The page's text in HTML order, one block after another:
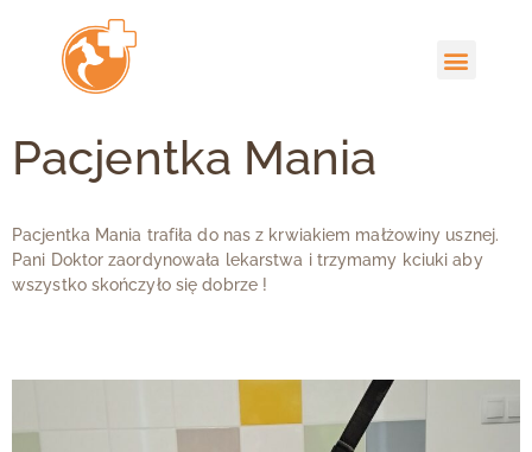
Pacjentka Mania
Pacjentka Mania trafiła do nas z krwiakiem małżowiny usznej.
Pani Doktor zaordynowała lekarstwa i trzymamy kciuki aby
wszystko skończyło się dobrze !